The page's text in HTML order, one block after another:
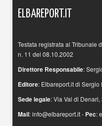
ELBAREPORT.IT
Testata registrata al Tribunale
n. 11 del 08.10.2002
Direttore Responsabile:
Editore: Elbareport.it di Sergio
Sede legale: Via Val di
Mail:info@elbareport.it- Pec: